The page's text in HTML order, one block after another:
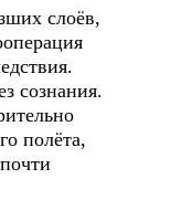
слоёв,
сознания.
полёта,